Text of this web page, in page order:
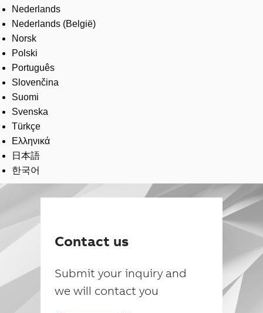
Nederlands
Nederlands (België)
Norsk
Polski
Português
Slovenčina
Suomi
Svenska
Türkçe
Ελληνικά
日本語
한국어
Contact us
Submit your inquiry and
we will contact you